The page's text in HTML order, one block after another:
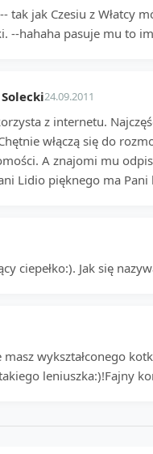
tak jak Czesiu z Włatcy
--hahaha pasuje mu to
24.09.2011
z internetu.
włączą się do
A znajomi mu
Lidio pięknego ma Pani
ciepełko:). Jak się
masz wykształconego
leniuszka:)!Fajny